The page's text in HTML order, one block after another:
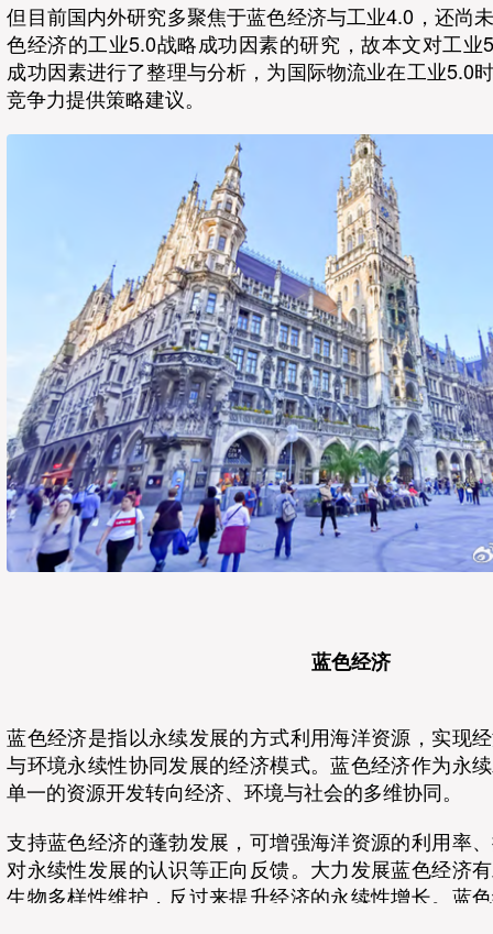
但目前国内外研究多聚焦于蓝色经济与工业4.0，还尚
色经济的工业5.0战略成功因素的研究，故本文对工业
成功因素进行了整理与分析，为国际物流业在工业5.0
竞争力提供策略建议。
蓝色经济
蓝色经济是指以永续发展的方式利用海洋资源，实现
与环境永续性协同发展的经济模式。蓝色经济作为永
单一的资源开发转向经济、环境与社会的多维协同。
支持蓝色经济的蓬勃发展，可增强海洋资源的利用率
对永续性发展的认识等正向反馈。大力发展蓝色经济
生物多样性维护，反过来提升经济的永续性增长。蓝